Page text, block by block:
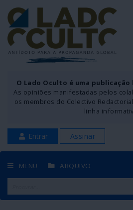
O Lado Oculto é uma
As opiniões manifestadas pelos
os membros do Colectivo
linha
Entrar Assinar
MENU ARQUIVO